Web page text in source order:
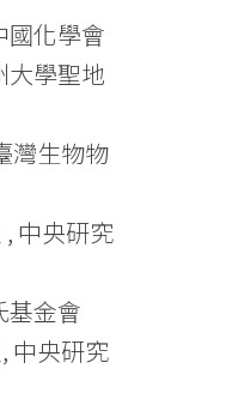
化學會
學聖地
灣生物物
中央研究
基金會
中央研究